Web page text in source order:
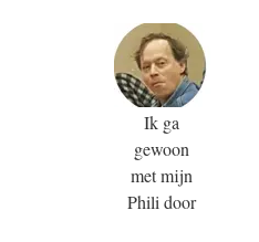
Ik ga
gewoon
met mijn
Phili door